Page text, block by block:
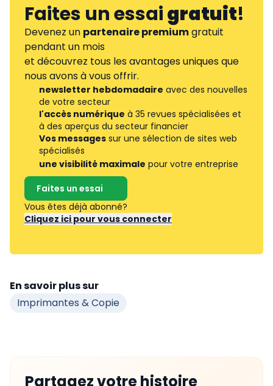
Faites un essaigratuit!
Devenez un partenaire premiumgratuit
pendant un mois
et découvrez tous les avantages uniques que
nous avons à vous offrir.
newsletter hebdomadaire avec des nouvelles
de votre secteur
l'accès numérique à 35 revues spécialisées et
à des aperçus du secteur financier
Vos messages sur une sélection de sites web
spécialisés
une visibilité maximale pour votre entreprise
Faites un essai
Vous êtes déjà abonné?
Cliquez ici pour vous connecter
En savoir plus sur
Imprimantes & Copie
Partagez votre histoire